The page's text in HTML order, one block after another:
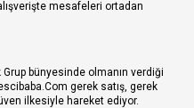
mesafeleri ortadan
bünyesinde olmanın verdiği
gerek satış, gerek
ilkesiyle hareket ediyor.